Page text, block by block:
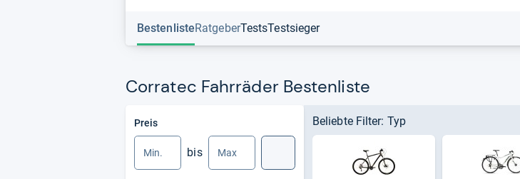
BestenlisteRatgeberTestsTestsieger
Corratec Fahrräder Bestenliste
Preis
bis
Beliebte Filter: Typ